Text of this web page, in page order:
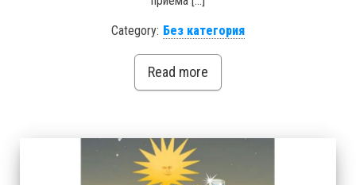
Category: Без категория
Read more